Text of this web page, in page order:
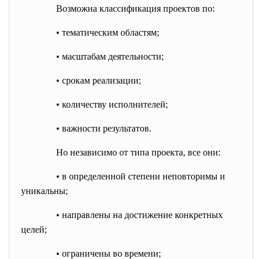
Возможна классификация проектов по:
• тематическим областям;
• масштабам деятельности;
• срокам реализации;
• количеству исполнителей;
• важности результатов.
Но независимо от типа проекта, все они:
• в определенной степени неповторимы и
уникальны;
• направлены на достижение конкретных
целей;
• ограничены во времени;